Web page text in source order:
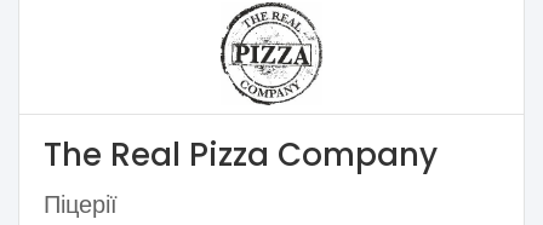
The Real Pizza Company
Піцерії